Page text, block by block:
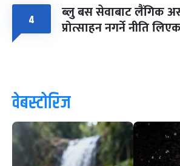
४ ब्लु बस सेवाबाट लैंगिक
प्रोत्साहन नगर्ने नीति
वेबस्टोरिज